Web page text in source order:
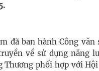
đã ban hành Công
về sử dụng năng
Thương phối hợp với